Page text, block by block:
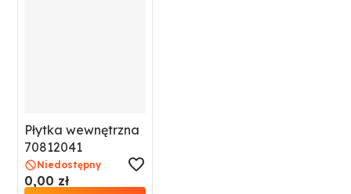
Płytka wewnętrzna
70812041
Niedostępny
0,00 zł